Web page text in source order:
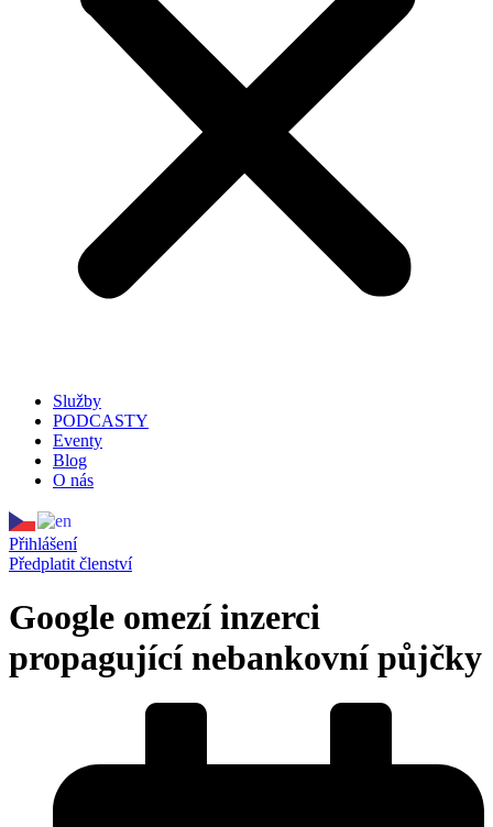
Služby
PODCASTY
Eventy
Blog
O nás
Přihlášení
Předplatit členství
Google omezí inzerci
propagující nebankovní půjčky